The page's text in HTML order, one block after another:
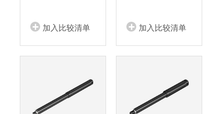
加入比较清单 加入比较清单